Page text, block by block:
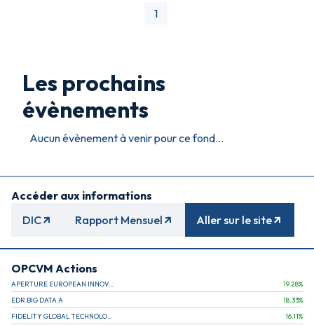
1
Les prochains
évènements
Aucun évènement à venir pour ce fond...
Accéder aux informations
DIC
Rapport Mensuel Aller sur le site
OPCVM Actions
APERTURE EUROPEAN INNOVATION 19.28%
EDR BIG DATA A
18.33%
16.11%